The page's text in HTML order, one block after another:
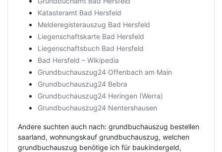
Katasteramt Bad Hersfeld
Melderegisterauszug Bad Hersfeld
Liegenschaftskarte Bad Hersfeld
Liegenschaftsbuch Bad Hersfeld
Bad Hersfeld – Wikipedia
Grundbuchauszug24 Offenbach am Main
Grundbuchauszug24 Bebra
Grundbuchauszug24 Heringen (Werra)
Grundbuchauszug24 Nentershausen
Andere suchten auch nach: grundbuchauszug bestellen
saarland, wohnungskauf grundbuchauszug, welchen
grundbuchauszug benötige ich für baukindergeld,